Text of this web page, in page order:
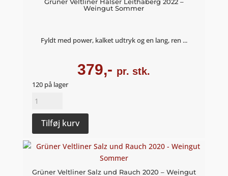
Weingut Sommer
Fyldt med power, kalket udtryk og en lang, ren ...
379,- pr. stk.
120 på lager
Grüner
Halser
Leithaberg
2022
Weingut
Tilføj kurv
Grüner Veltliner Salz und Rauch 2020 – Weingut